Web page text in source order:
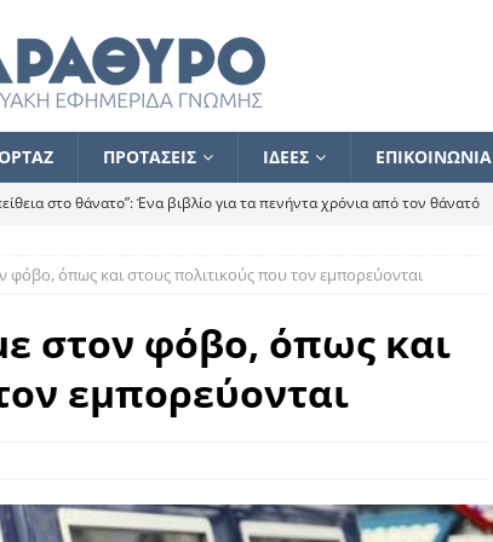
ΠΡΟΤΑΣΕΙΣ ΙΔΕΕΣ ΕΠΙΚΟΙΝΩΝΙΑ
στο θάνατο”: Ένα βιβλίο για τα πενήντα χρόνια από τον θάνατό
το ποιος κοροϊδεύει ποιον Αλέξη
ΑΝΑΓΝΩΣΕΙΣ
ότι δεν υπάρχει παρακολούθηση και κέντρο το οποίο
θερμά όσους σπεύδουν να το ενισχύσουν – Συνεχίζουμε
των εκλογών
ΑΝΑΓΝΩΣΕΙΣ
φόβο, όπως και στους πολιτικούς που τον εμπορεύονται
στον φόβο, όπως και
εμπορεύονται